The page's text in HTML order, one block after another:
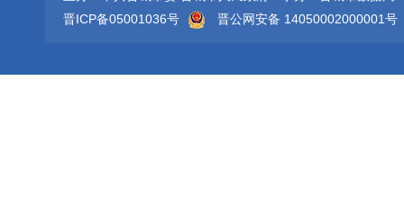
晋ICP备05001036号
晋公网安备 14050002000001号